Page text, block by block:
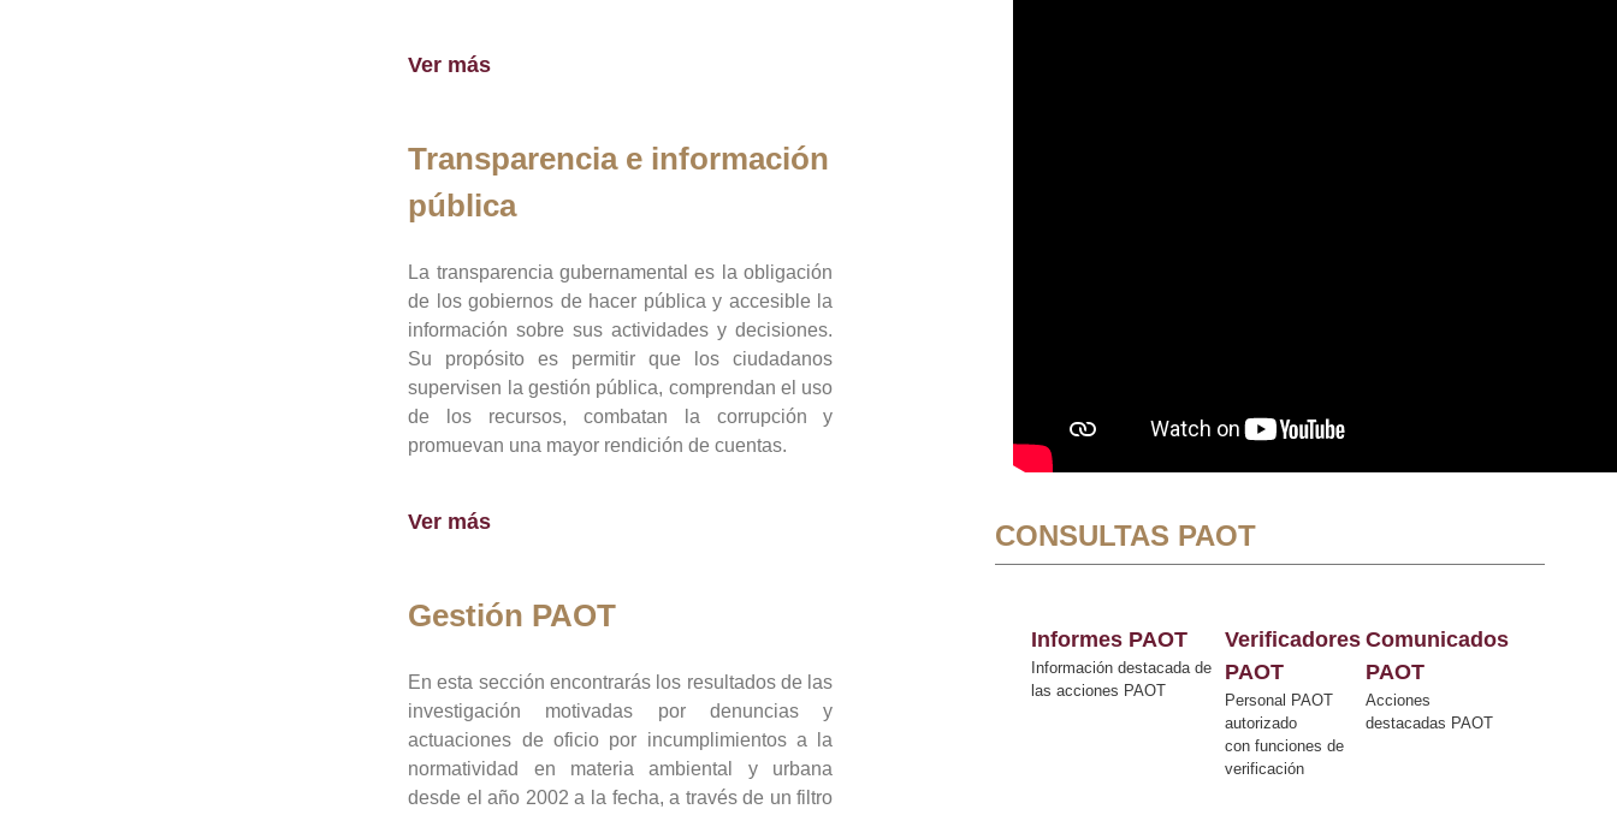
Ver más
Transparencia e información
pública
La transparencia gubernamental es la obligación
de los gobiernos de hacer pública y accesible la
información sobre sus actividades y decisiones.
Su propósito es permitir que los ciudadanos
supervisen la gestión pública, comprendan el uso
de los recursos, combatan la corrupción y
promuevan una mayor rendición de cuentas.
Ver más
Gestión PAOT
En esta sección encontrarás los resultados de las
investigación motivadas por denuncias y
actuaciones de oficio por incumplimientos a la
normatividad en materia ambiental y urbana
desde el año 2002 a la fecha, a través de un filtro
CONSULTAS PAOT
Informes PAOT
Información destacada de
las acciones PAOT
Verificadores
PAOT
Personal PAOT
autorizado
con funciones de
verificación
Comunicados
PAOT
Acciones
destacadas PAOT